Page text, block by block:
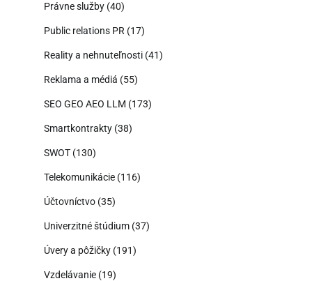
Právne služby (40)
Public relations PR (17)
Reality a nehnuteľnosti (41)
Reklama a médiá (55)
SEO GEO AEO LLM (173)
Smartkontrakty (38)
SWOT (130)
Telekomunikácie (116)
Účtovníctvo (35)
Univerzitné štúdium (37)
Úvery a pôžičky (191)
Vzdelávanie (19)